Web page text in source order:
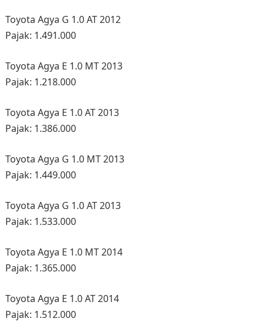
Toyota Agya G 1.0 AT 2012
Pajak: 1.491.000
Toyota Agya E 1.0 MT 2013
Pajak: 1.218.000
Toyota Agya E 1.0 AT 2013
Pajak: 1.386.000
Toyota Agya G 1.0 MT 2013
Pajak: 1.449.000
Toyota Agya G 1.0 AT 2013
Pajak: 1.533.000
Toyota Agya E 1.0 MT 2014
Pajak: 1.365.000
Toyota Agya E 1.0 AT 2014
Pajak: 1.512.000